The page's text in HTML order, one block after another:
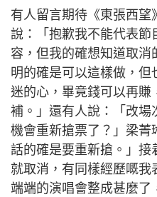
有人留言期待《東張西望
說：「抱歉我不能代表節
容，但我的確想知道取消
明的確是可以這樣做，
迷的心，畢竟錢可以再賺
補。」還有人說：「改
機會重新搶票了？」梁菁
話的確是要重新搶。」接
就取消，有同樣經歷嘅
端端的演唱會整成甚麼了